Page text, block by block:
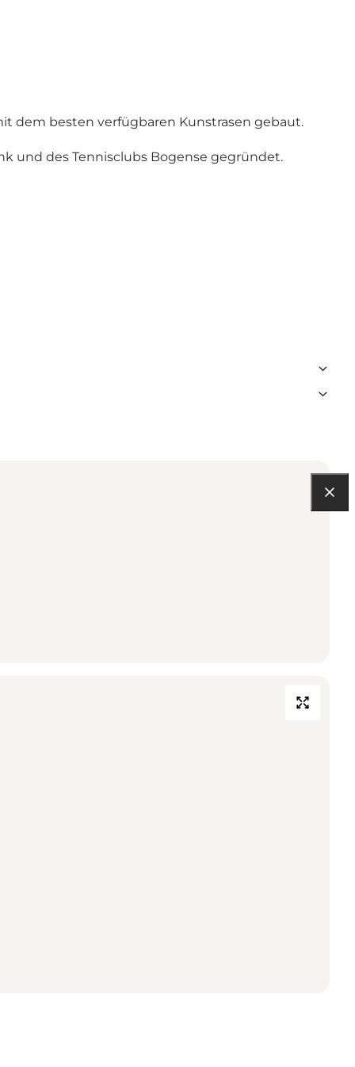
dem besten verfügbaren Kunstrasen gebaut.
und des Tennisclubs Bogense gegründet.